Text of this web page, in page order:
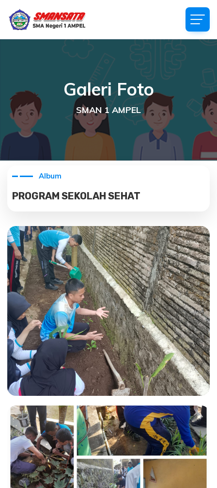
Galeri Foto
SMAN 1 AMPEL
Album
PROGRAM SEKOLAH SEHAT
SEKOLAH SEHAT